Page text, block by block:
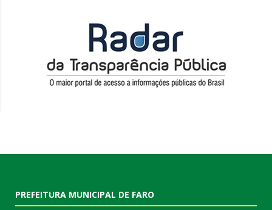
PREFEITURA MUNICIPAL DE FARO